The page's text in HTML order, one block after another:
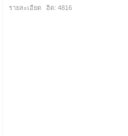
รายละเอียด ฮิต: 4816